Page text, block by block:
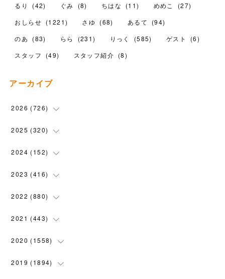
るり
(42) ぐみ (8) ちはな (11) めめこ (27)
おしらせ (1221) さゆ (68) あるて (94)
のあ
(83) らら (231) りっく (585) ゲスト (6)
スタッフ
(49) スタッフ紹介 (8)
アーカイブ
2026 (726)
(17)
(104
( 110
( 119
2025 (320)
(90)
( 100
(72)
( 4 )
2024 (152)
(5 )
(5)
( 7 )
( 6 )
2023 (416)
(28)
( 58)
( 45)
( 69 )
2022 (880)
(31)
(64)
(76 )
2021 (443)
(54)
(91)
2020 (1558)
(107)
2019 (1894)